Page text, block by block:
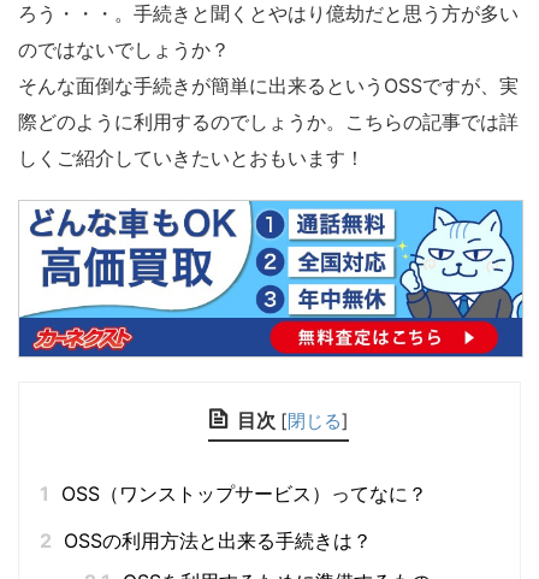
ろう・・・。手続きと聞くとやはり億劫だと思う方が多い
のではないでしょうか？
そんな面倒な手続きが簡単に出来るというOSSですが、実
際どのように利用するのでしょうか。こちらの記事では詳
しくご紹介していきたいとおもいます！
目次 [閉じる]
1
OSS（ワンストップサービス）ってなに？
2 OSSの利用方法と出来る手続きは？